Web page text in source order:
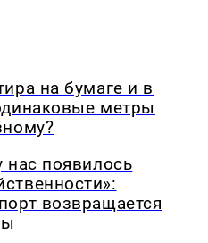
на бумаге и в
метры
нас появилось
возвращается